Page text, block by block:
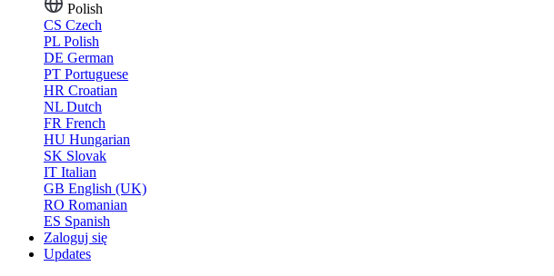
Polish
CS Czech
PL Polish
DE German
PT Portuguese
HR Croatian
NL Dutch
FR French
HU Hungarian
SK Slovak
IT Italian
GB English (UK)
RO Romanian
ES Spanish
Zaloguj się
Updates